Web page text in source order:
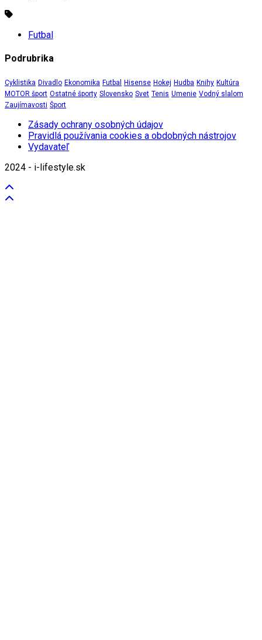
Futbal
Podrubrika
Cyklistika Divadlo Ekonomika Futbal Hisense Hokej Hudba Knihy Kultúra
MOTOR šport Ostatné športy Slovensko Svet Tenis Umenie Vodný slalom
Zaujímavosti Šport
Zásady ochrany osobných údajov
Pravidlá používania cookies a obdobných nástrojov
Vydavateľ
2024 - i-lifestyle.sk